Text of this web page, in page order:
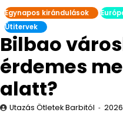
Egynapos kirándulások
Útitervek
Bilbao
érdemes
alatt?
Utazás Ötletek Barbitól